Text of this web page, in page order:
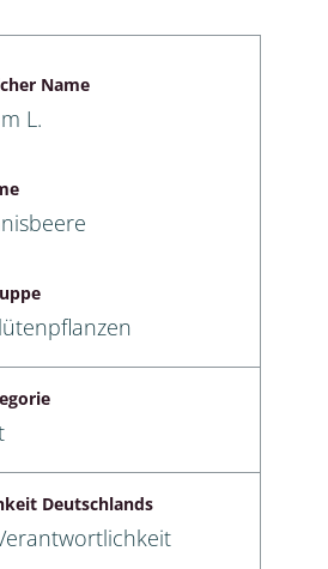
Name
L.
Deutschlands